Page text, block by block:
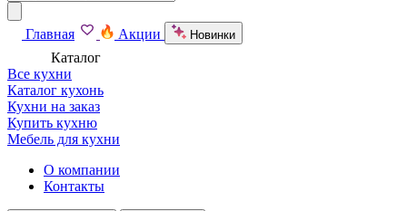
Главная Акции Новинки
Каталог
Все кухни
Каталог кухонь
Кухни на заказ
Купить кухню
Мебель для кухни
О компании
Контакты